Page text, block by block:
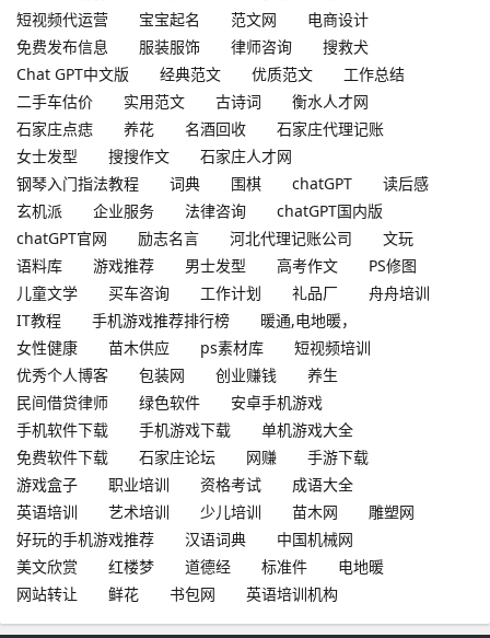
短视频代运营
宝宝起名 范文网
电商设计
免费发布信息
服装服饰 律师咨询
搜救犬
Chat GPT中文版
经典范文 优质范文
工作总结
二手车估价
实用范文 古诗词
衡水人才网
石家庄点痣
养花 名酒回收
石家庄代理记账
女士发型
搜搜作文
石家庄人才网
钢琴入门指法教程
词典 围棋 chatGPT
读后感
玄机派
企业服务 法律咨询
chatGPT国内版
chatGPT官网
励志名言 河北代理记账公司
文玩
语料库
游戏推荐 男士发型 高考作文
PS修图
儿童文学
买车咨询 工作计划 礼品厂
舟舟培训
IT教程
手机游戏推荐排行榜
暖通,电地暖，
女性健康
苗木供应 ps素材库
短视频培训
优秀个人博客
包装网 创业赚钱
养生
民间借贷律师
绿色软件
安卓手机游戏
手机软件下载
手机游戏下载
单机游戏大全
免费软件下载
石家庄论坛 网赚
手游下载
游戏盒子
职业培训 资格考试
成语大全
英语培训
艺术培训 少儿培训 苗木网
雕塑网
好玩的手机游戏推荐
汉语词典
中国机械网
美文欣赏
红楼梦 道德经 标准件
电地暖
网站转让
鲜花 书包网 英语培训机构